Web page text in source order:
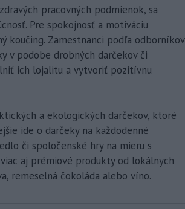
pracovných podmienok, sa
Pre spokojnosť a motiváciu
koučing. Zamestnanci podľa odborníkov
v podobe drobných darčekov či
ich lojalitu a vytvoriť pozitívnu
a ekologických darčekov, ktoré
ide o darčeky na každodenné
či spoločenské hry na mieru s
aj prémiové produkty od lokálnych
remeselná čokoláda alebo víno.